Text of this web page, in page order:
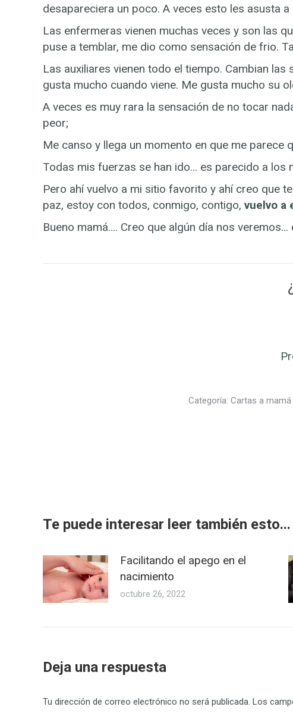
desapareciera un poco. A veces esto les asusta
Las enfermeras vienen muchas veces y son las
puse a temblar, me dio como sensación de frio.
Las auxiliares vienen todo el tiempo. Cambian
gusta mucho cuando viene. Me gusta mucho su
A veces es muy rara la sensación de no tocar
peor;
Me canso y llega un momento en que me parece
Todas mis fuerzas se han ido… es parecido a los
Pero ahí vuelvo a mi sitio favorito y ahí creo que
paz, estoy con todos, conmigo, contigo, vuelvo a
Bueno mamá…. Creo que algún día nos
Categoría: Cartas a mamá
Te puede interesar leer también esto...
Facilitando el apego en el
nacimiento
octubre 26, 2022
Deja una respuesta
Tu dirección de correo electrónico no será publicada. Los